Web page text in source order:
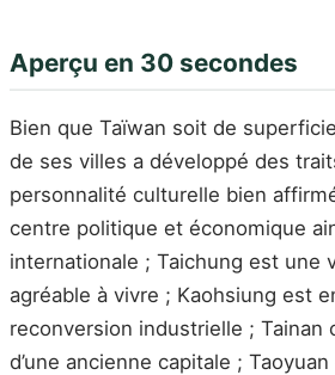
Aperçu en 30 secondes
Bien que Taïwan soit de
de ses villes a développé des
personnalité culturelle bien
centre politique et économique
internationale ; Taichung est une
agréable à vivre ; Kaohsiung est
reconversion industrielle ; Tainan
d’une ancienne capitale ;